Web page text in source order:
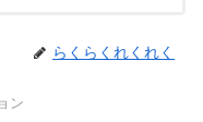
らくらくれくれく
ン